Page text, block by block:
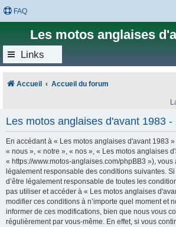
FAQ
Les motos anglaises
Links
Accueil Accueil du forum
Les motos anglaises d'avant 1983 -
En accédant à « Les motos anglaises d'avant 1983
« nous », « notre », « nos », « Les motos anglaises
« https://www.motos-anglaises.com/phpBB3 »), vous
légalement responsable des conditions suivantes.
d’être légalement responsable de toutes les
pas utiliser et accéder à « Les motos anglaises
modifier ces conditions à n’importe quel moment et
informer de ces modifications, bien que nous vous
régulièrement par vous-même. En effet, si vous